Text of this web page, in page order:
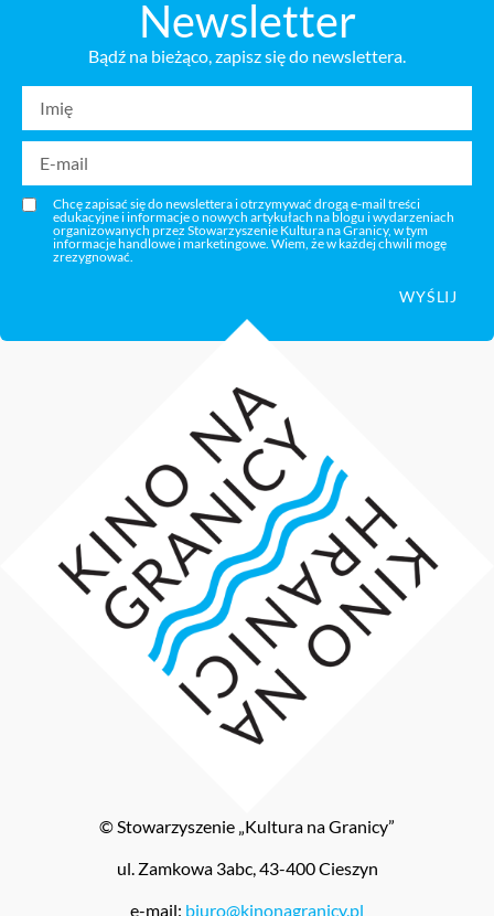
Newsletter
Bądź na bieżąco, zapisz się do newslettera.
Chcę zapisać się do newslettera i otrzymywać drogą e-mail treści
edukacyjne i informacje o nowych artykułach na blogu i wydarzeniach
organizowanych przez Stowarzyszenie Kultura na Granicy, w tym
informacje handlowe i marketingowe. Wiem, że w każdej chwili mogę
zrezygnować.
WYŚLIJ
© Stowarzyszenie „Kultura na Granicy”
ul. Zamkowa 3abc, 43-400 Cieszyn
e-mail: biuro@kinonagranicy.pl